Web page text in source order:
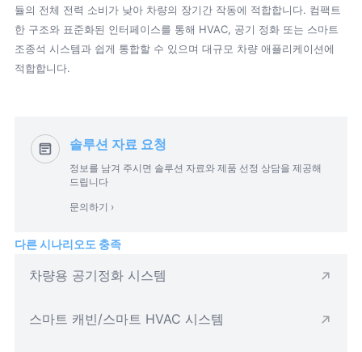
듈의 전체 전력 소비가 낮아 차량의 장기간 작동에 적합합니다. 컴팩트
한 구조와 표준화된 인터페이스를 통해 HVAC, 공기 정화 또는 스마트
조종석 시스템과 쉽게 통합할 수 있으며 대규모 차량 애플리케이션에
적합합니다.
솔루션 자료 요청
정보를 남겨 주시면 솔루션 자료와 제품 선정 상담을 제공해
드립니다
문의하기 ›
다른 시나리오도 충족
차량용 공기정화 시스템
스마트 캐빈/스마트 HVAC 시스템